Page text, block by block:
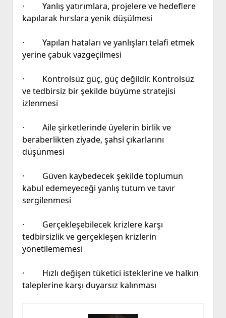
· Yanlış yatırımlara, projelere ve hedeflere
kapılarak hırslara yenik düşülmesi
· Yapılan hataları ve yanlışları telafi etmek
yerine çabuk vazgeçilmesi
· Kontrolsüz güç, güç değildir. Kontrolsüz
ve tedbirsiz bir şekilde büyüme stratejisi
izlenmesi
· Aile şirketlerinde üyelerin birlik ve
beraberlikten ziyade, şahsi çıkarlarını
düşünmesi
· Güven kaybedecek şekilde toplumun
kabul edemeyeceği yanlış tutum ve tavır
sergilenmesi
· Gerçekleşebilecek krizlere karşı
tedbirsizlik ve gerçekleşen krizlerin
yönetilememesi
· Hızlı değişen tüketici isteklerine ve halkın
taleplerine karşı duyarsız kalınması